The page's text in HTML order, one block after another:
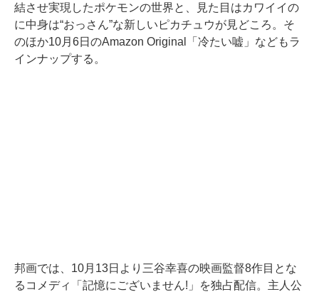
結させ実現したポケモンの世界と、見た目はカワイイの
に中身は“おっさん”な新しいピカチュウが見どころ。そ
のほか10月6日のAmazon Original「冷たい嘘」などもラ
インナップする。
邦画では、10月13日より三谷幸喜の映画監督8作目とな
るコメディ「記憶にございません!」を独占配信。主人公